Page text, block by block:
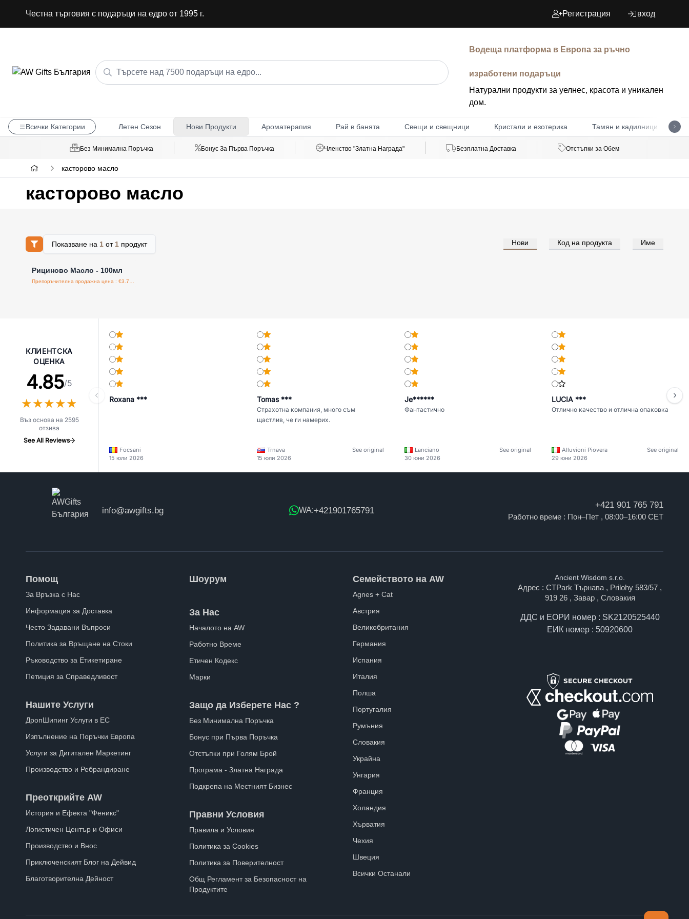
Честна търговия с подаръци на едро от 1995 г. Регистрация вход
Водеща платформа в Европа за ръчно
изработени подаръци
Натурални продукти за уелнес, красота и уникален
дом.
Всички Категории Летен Сезон Нови Продукти Ароматерапия Рай в банята Свещи и свещници Кристали и езотерика Тамян и кадилници
Без Минимална Поръчка Бонус За Първа Поръчка Членство "Златна Награда" Безплатна Доставка Отстъпки за Обем
касторово масло
касторово масло
Показване на 1от 1продукт Нови Код на продукта Име
Влезте за цени на едро
Рициново Масло - 100мл
КЛИЕНТСКА
ОЦЕНКА
4.85/5
★★★★★
★★★★★
Въз основа на 2595
отзива
See All Reviews
Roxana ***
Focsani
15 юли 2026
Tomas ***
Страхотна компания, много съм
щастлив, че ги намерих.
Trnava
See original
15 юли 2026
Je******
Фантастично
Lanciano
See original
30 юни 2026
LUCIA ***
Отлично качество и отлична опаковка
Alluvioni Piovera
See original
29 юни 2026
info@awgifts.bg WA:+421901765791
+421 901 765 791
Работно време : Пон–Пет , 08:00–16:00 CET
Помощ
За Връзка с Нас
Информация за Доставка
Често Задавани Въпроси
Политика за Връщане на Стоки
Ръководство за Етикетиране
Петиция за Справедливост
Нашите Услуги
ДропШипинг Услуги в ЕС
Изпълнение на Поръчки Европа
Услуги за Дигитален Маркетинг
Производство и Ребрандиране
Преоткрийте AW
История и Ефекта "Феникс"
Логистичен Център и Офиси
Производство и Внос
Приключенският Блог на Дейвид
Благотворителна Дейност
Шоурум
За Нас
Началото на AW
Работно Време
Етичен Кодекс
Марки
Защо да Изберете Нас ?
Без Минимална Поръчка
Бонус при Първа Поръчка
Отстъпки при Голям Брой
Програма - Златна Награда
Подкрепа на Местният Бизнес
Правни Условия
Правила и Условия
Политика за Cookies
Политика за Поверителност
Общ Регламент за Безопасност на
Продуктите
Семейството на AW
Agnes + Cat
Австрия
Великобритания
Германия
Испания
Италия
Полша
Португалия
Румъния
Словакия
Украйна
Унгария
Франция
Холандия
Хърватия
Чехия
Швеция
Всички Останали
Ancient Wisdom s.r.o.
Адрес : CTPark Търнава , Prilohy 583/57 ,
919 26 , Завар , Словакия
ДДС и ЕОРИ номер : SK2120525440
ЕИК номер : 50920600